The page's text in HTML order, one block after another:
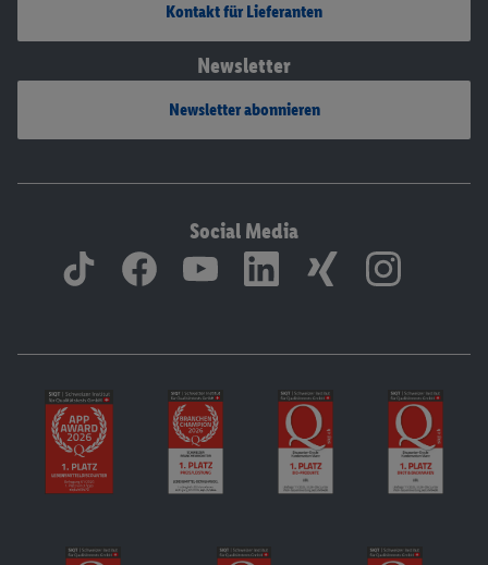
Kontakt für Lieferanten
Newsletter
Newsletter abonnieren
Social Media